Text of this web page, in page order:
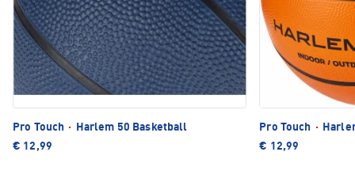
Pro Touch ·
Harlem 50 Basketball
€ 12,99
Pro Touch ·
€ 12,99